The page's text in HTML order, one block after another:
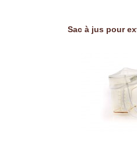
Sac à jus pour